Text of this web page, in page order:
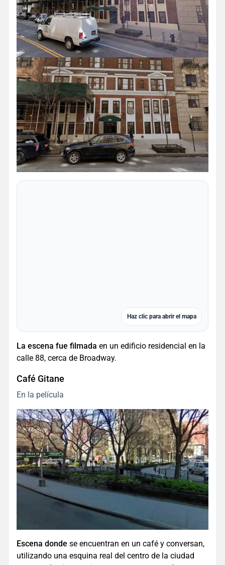
Haz clic para abrir el mapa
La escena fue filmada en un edificio residencial en la
calle 88, cerca de Broadway.
Café Gitane
En la película
Escena donde se encuentran en un café y conversan,
utilizando una esquina real del centro de la ciudad